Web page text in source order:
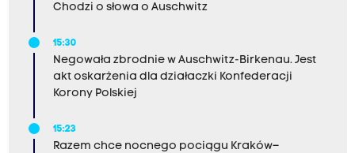
Chodzi o słowa o Auschwitz
15:30
Negowała zbrodnie w Auschwitz-Birkenau. Jest
akt oskarżenia dla działaczki Konfederacji
Korony Polskiej
15:23
Razem chce nocnego pociągu Kraków–